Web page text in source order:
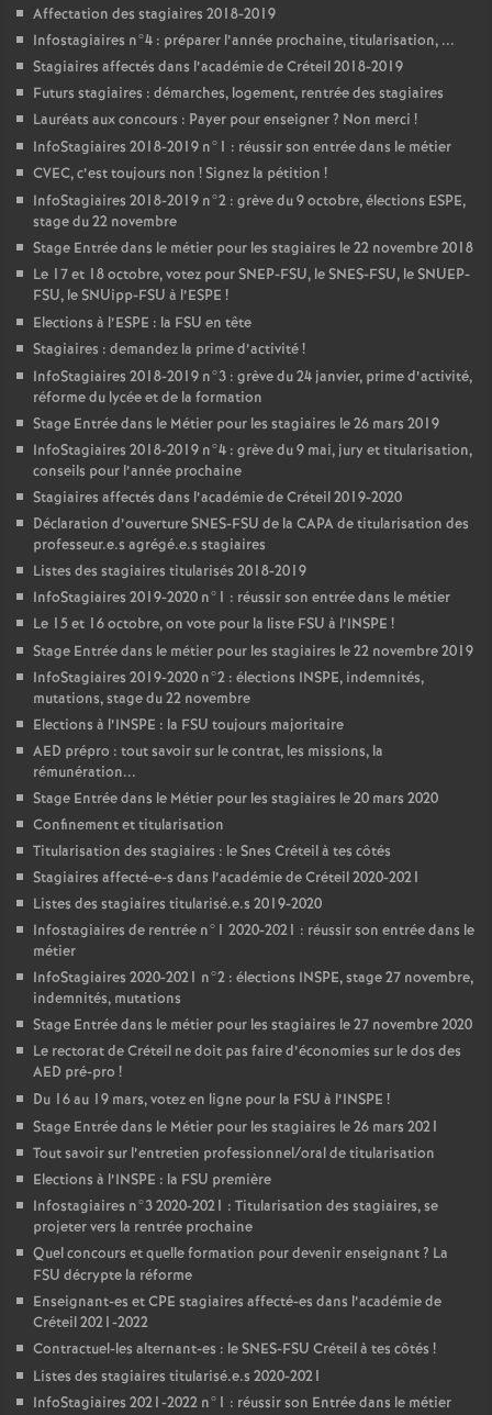
Affectation des stagiaires 2018-2019
Infostagiaires n°4 : préparer l’année prochaine, titularisation, ...
Stagiaires affectés dans l’académie de Créteil 2018-2019
Futurs stagiaires : démarches, logement, rentrée des stagiaires
Lauréats aux concours : Payer pour enseigner? Non merci !
InfoStagiaires 2018-2019 n°1 : réussir son entrée dans le métier
CVEC, c’est toujours non ! Signez la pétition !
InfoStagiaires 2018-2019 n°2 : grève du 9 octobre, élections ESPE,
stage du 22 novembre
Stage Entrée dans le métier pour les stagiaires le 22 novembre 2018
Le 17 et 18 octobre, votez pourSNEP-FSU, leSNES-FSU, leSNUEP-
FSU, le SNUipp-FSU à l’ESPE !
Elections à l’ESPE : la FSU en tête
Stagiaires : demandez la prime d’activité!
InfoStagiaires 2018-2019 n°3 : grève du 24 janvier, prime d’activité,
réforme du lycée et de la formation
Stage Entrée dans le Métier pour les stagiaires le 26 mars 2019
InfoStagiaires 2018-2019 n°4 : grève du 9 mai, jury et titularisation,
conseils pour l’année prochaine
Stagiaires affectés dans l’académie de Créteil 2019-2020
Déclaration d’ouvertureSNES-FSU de la CAPAde titularisation des
professeur.e.s agrégé.e.s stagiaires
Listes des stagiaires titularisés 2018-2019
InfoStagiaires 2019-2020 n°1 : réussir son entrée dans le métier
Le 15 et 16 octobre, on vote pour la liste FSU à l’INSPE !
Stage Entrée dans le métier pour les stagiaires le 22 novembre 2019
InfoStagiaires 2019-2020 n°2 : élections INSPE, indemnités,
mutations, stage du 22 novembre
Elections à l’INSPE : la FSU toujours majoritaire
AED prépro : tout savoir sur le contrat, les missions, la
rémunération...
Stage Entrée dans le Métier pour les stagiaires le 20 mars 2020
Confinement et titularisation
Titularisation des stagiaires : le Snes Créteil à tes côtés
Stagiaires affecté-e-s dans l’académie de Créteil 2020-2021
Listes des stagiaires titularisé.e.s 2019-2020
Infostagiaires de rentrée n°1 2020-2021 : réussir son entrée dans le
métier
InfoStagiaires 2020-2021 n°2 : élections INSPE, stage 27 novembre,
indemnités, mutations
Stage Entrée dans le métier pour les stagiaires le 27 novembre 2020
Le rectorat de Créteil ne doit pas faire d’économies sur le dos des
AED pré-pro !
Du 16 au 19 mars, votez en ligne pour la FSU à l’INSPE !
Stage Entrée dans le Métier pour les stagiaires le 26 mars 2021
Tout savoir sur l’entretien professionnel/oral de titularisation
Elections à l’INSPE : la FSU première
Infostagiaires n°3 2020-2021 : Titularisation des stagiaires, se
projeter vers la rentrée prochaine
Quel concours et quelle formation pour devenir enseignant? La
FSU décrypte la réforme
Enseignant-es etCPE stagiaires affecté-es dans l’académie de
Créteil 2021-2022
Contractuel-les alternant-es : leSNES-FSU Créteil à tes côtés !
Listes des stagiaires titularisé.e.s 2020-2021
InfoStagiaires 2021-2022 n°1 : réussir son Entrée dans le métier